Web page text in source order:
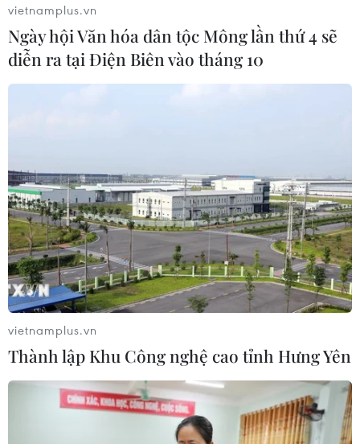
vietnamplus.vn
Ngày hội Văn hóa dân tộc Mông lần thứ 4 sẽ
diễn ra tại Điện Biên vào tháng 10
vietnamplus.vn
Thành lập Khu Công nghệ cao tỉnh Hưng Yên